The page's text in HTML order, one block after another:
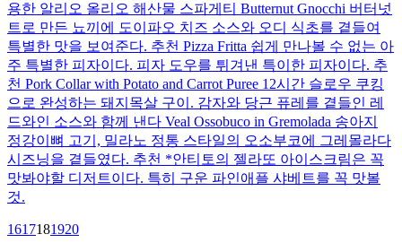
용한 알리오 올리오 해산물 스파게티 Butternut Gnocchi 버터넛
트로 만든 뇨끼에 도이파오 치즈 소스와 오디 식초를 곁들여
특별한 맛을 보여준다. 추천 Pizza Fritta 쉽게 만나볼 수 없는 아
주 특별한 피자이다. 피자 도우를 튀겨낸 특이한 피자이다. 추
천 Pork Collar with Potato and Carrot Puree 12시간 슬로우 쿠킹
으로 완성하는 돼지목살 구이. 감자와 당근 퓨레를 곁들인 레
드와인 소스와 함께 낸다 Veal Ossobuco in Gremolada 송아지
정강이뼈 고기, 밀라노 정통 스타일의 오소부코에 그레몰라다
시즈닝을 곁들였다. 추천 *안티토의 젤라또 아이스크림은 꼭
맛봐야할 디저트이다. 특히 구운 파인애플 샤베트를 꼭 맛볼
것.
1617181920